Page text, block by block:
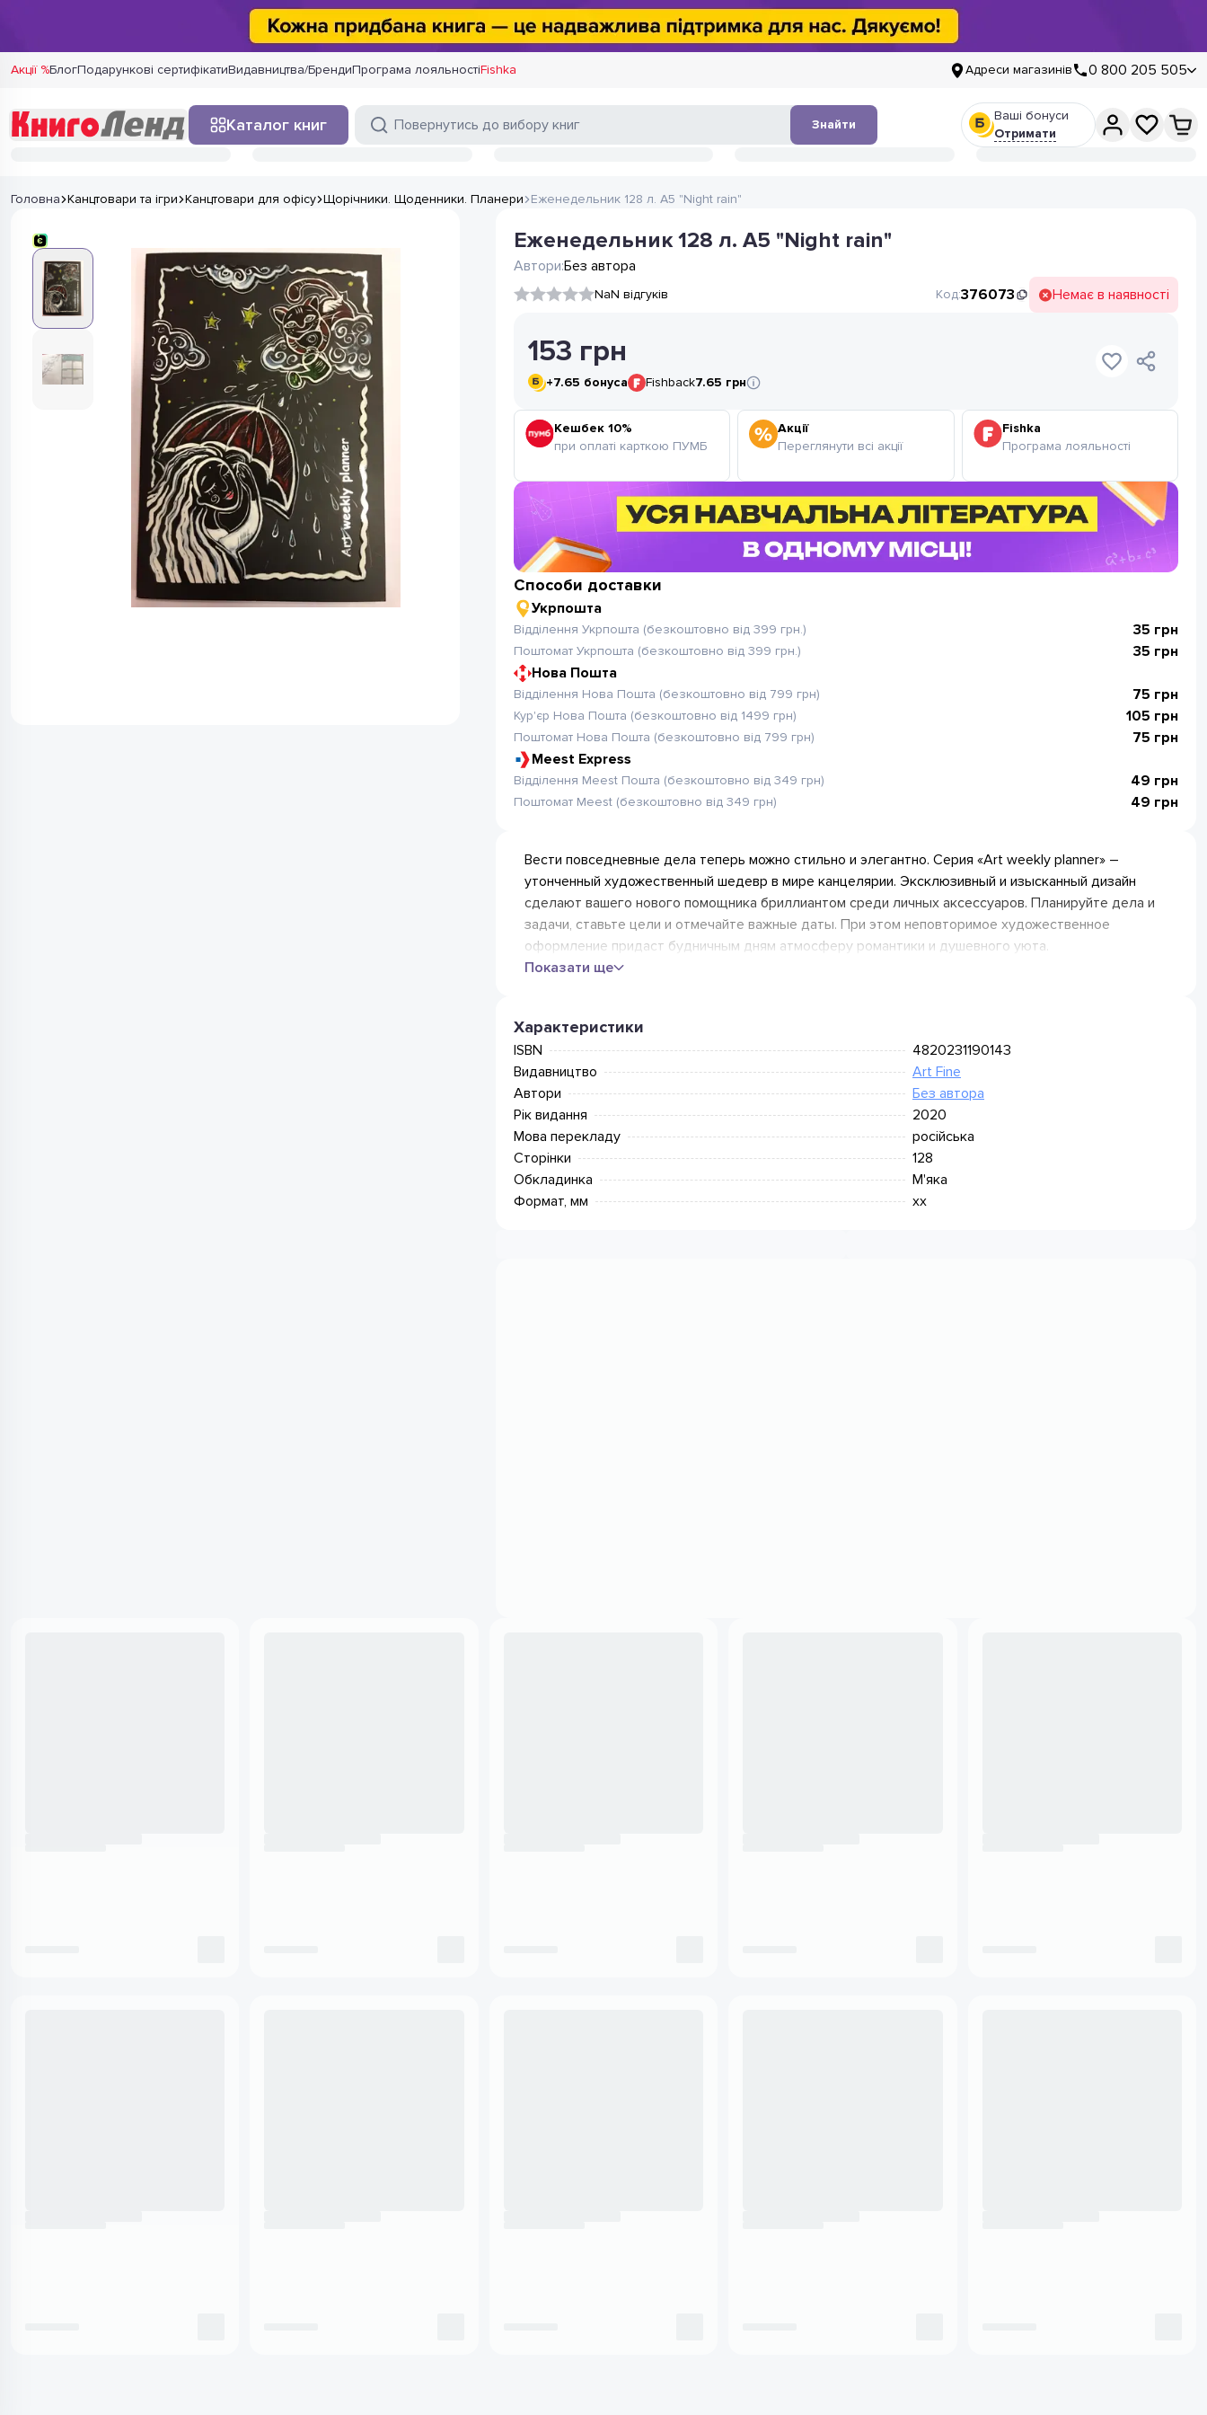
Акції %БлогПодарункові сертифікатиВидавництва/БрендиПрограма лояльностіFishka Адреси магазинів 0 800 205 505
Каталог книг Знайти
Ваші бонуси
Отримати
Головна Канцтовари та ігри Канцтовари для офісу Щорічники. Щоденники. Планери Еженедельник 128 л. А5 "Night rain"
Еженедельник 128 л. А5 "Night rain"
Автори:Без автора
NaN відгуків Код:376073 Немає в наявності
153 грн
+7.65 бонуса Fishback7.65 грн
Кешбек 10%
при оплаті карткою ПУМБ
Акції
Переглянути всі акції
Fishka
Програма лояльності
Способи доставки
Укрпошта
Відділення Укрпошта (безкоштовно від 399 грн.) 35 грн
Поштомат Укрпошта (безкоштовно від 399 грн.) 35 грн
Нова Пошта
Відділення Нова Пошта (безкоштовно від 799 грн) 75 грн
Кур'єр Нова Пошта (безкоштовно від 1499 грн) 105 грн
Поштомат Нова Пошта (безкоштовно від 799 грн) 75 грн
Meest Express
Відділення Meest Пошта (безкоштовно від 349 грн) 49 грн
Поштомат Meest (безкоштовно від 349 грн) 49 грн
Вести повседневные дела теперь можно стильно и элегантно. Серия «Аrt weekly planner» –
утонченный художественный шедевр в мире канцелярии. Эксклюзивный и изысканный дизайн
сделают вашего нового помощника бриллиантом среди личных аксессуаров. Планируйте дела и
задачи, ставьте цели и отмечайте важные даты. При этом неповторимое художественное
оформление придаст будничным дням атмосферу романтики и душевного уюта.
Показати ще
Характеристики
ISBN
4820231190143
Видавництво
Art Fine
Автори
Без автора
Рік видання
2020
Мова перекладу
російська
Сторінки
128
Обкладинка
М'яка
Формат, мм
xx